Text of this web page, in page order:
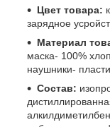
Цвет товара:
зарядное
Материал
маска- 100%
наушники-
Состав: